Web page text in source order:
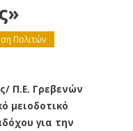
Πολιτών
Π.Ε. Γρεβενών
μειοδοτικό
για την